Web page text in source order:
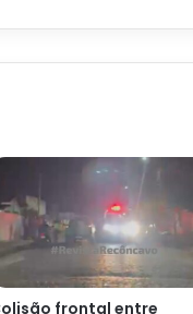
frontal entre